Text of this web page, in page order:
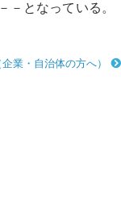
－となっている。
業・自治体の方へ）